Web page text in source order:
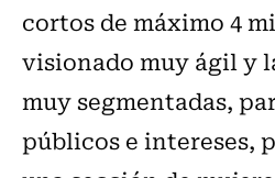
cortos de máximo 4
visionado muy ágil y
muy segmentadas,
públicos e intereses,